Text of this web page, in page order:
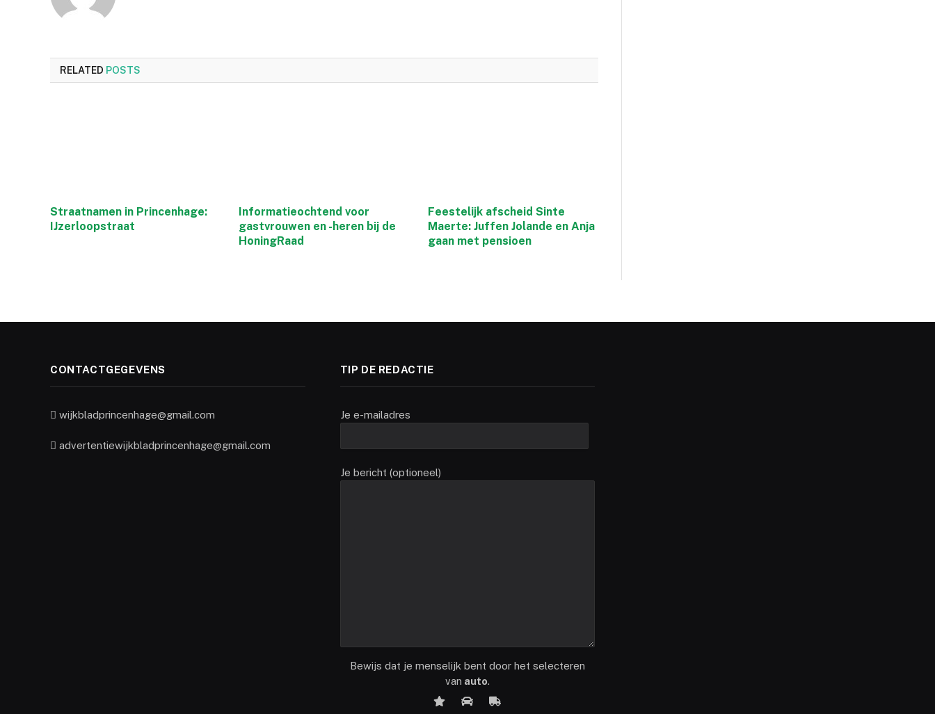
RELATED POSTS
Straatnamen in Princenhage:
IJzerloopstraat
Informatieochtend voor
gastvrouwen en -heren bij de
HoningRaad
Feestelijk afscheid Sinte
Maerte: Juffen Jolande en Anja
gaan met pensioen
CONTACTGEGEVENS
wijkbladprincenhage@gmail.com
advertentiewijkbladprincenhage@gmail.com
TIP DE REDACTIE
Je e-mailadres
Je bericht (optioneel)
Bewijs dat je menselijk bent door het selecteren
van auto.